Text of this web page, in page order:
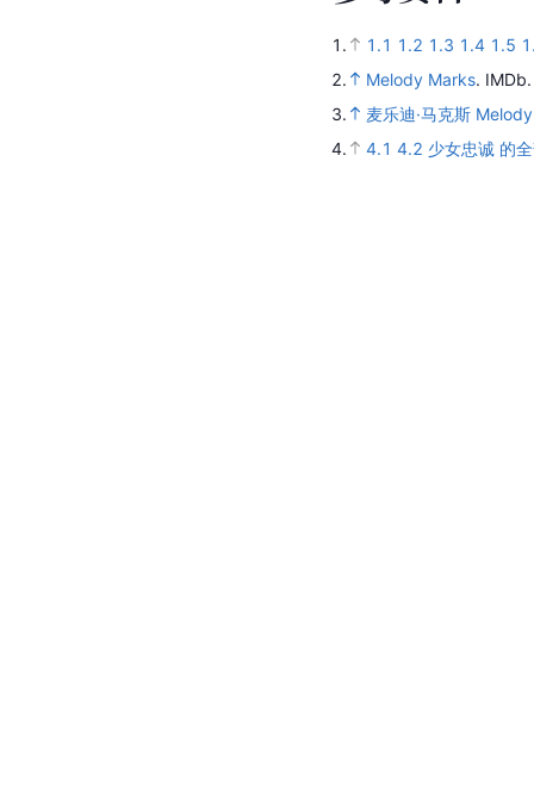
1. 1.1 1.2 1.3 1.4 1.5
2.
Melody Marks.
3.
麦乐迪·马克斯
4.
4.1 4.2 少女忠诚 的